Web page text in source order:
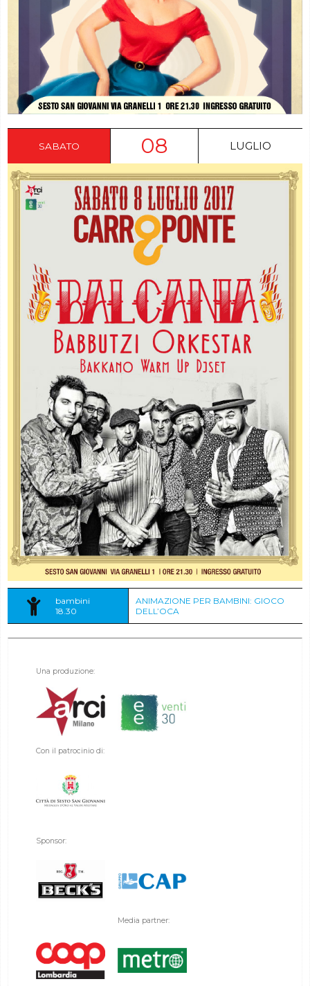
SABATO 08 LUGLIO
bambini
18.30
ANIMAZIONE PER BAMBINI: GIOCO
DELL’OCA
Una produzione:
Con il patrocinio di:
Sponsor:
Media partner: